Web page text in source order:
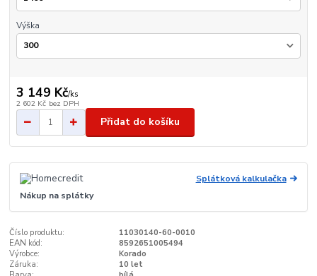
Výška
3 149 Kč/ks
2 602 Kč bez DPH
Přidat do košíku
Splátková kalkulačka
Nákup na splátky
Číslo produktu:
11030140-60-0010
EAN kód:
8592651005494
Výrobce:
Korado
Záruka:
10 let